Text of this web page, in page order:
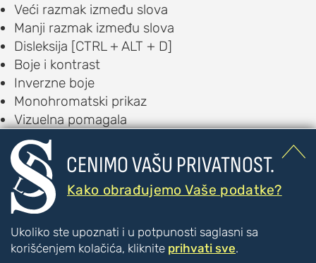

CENIMO VAŠU PRIVATNOST.
Kako obrađujemo Vaše podatke?
Ukoliko ste upoznati i u potpunosti saglasni sa
korišćenjem kolačića, kliknite prihvati sve.
Veći razmak između slova
Manji razmak između slova
Disleksija [CTRL + ALT + D]
Boje i kontrast
Inverzne boje
Monohromatski prikaz
Vizuelna pomagala
Akcentovani linkovi [CTRL + ALT + U]
Veliki pokazivač [CTRL + ALT + C]
Vodič za čitanje [CTRL + ALT + R]
Čitač [CTRL + ALT + V]
Auditorna pomagala
Text to Speech [CTRL + ALT + T]
Speech to Text [CTRL + ALT + S]